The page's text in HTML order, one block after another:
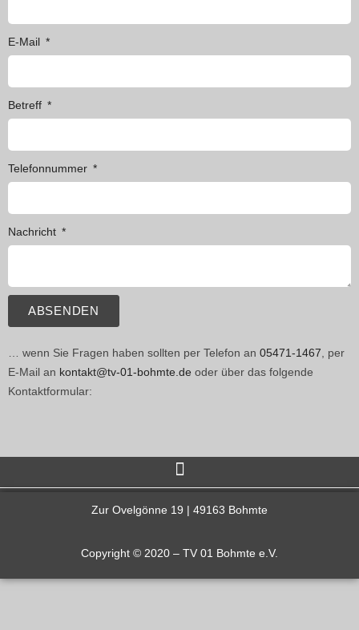
E-Mail
Betreff
Telefonnummer
Nachricht
ABSENDEN
… wenn Sie Fragen haben sollten per Telefon an 05471-1467 , per
E-Mail an kontakt@tv-01-bohmte.de oder über das folgende
Kontaktformular:
Zur Ovelgönne 19 | 49163 Bohmte
Copyright © 2020 – TV 01 Bohmte e.V.